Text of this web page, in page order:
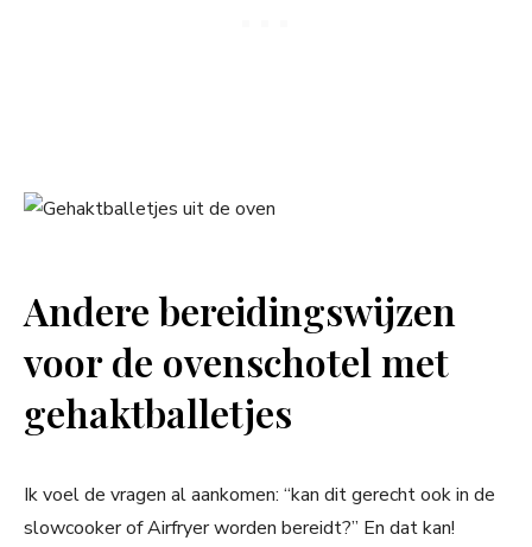
Andere bereidingswijzen
voor de ovenschotel met
gehaktballetjes
Ik voel de vragen al aankomen: “kan dit gerecht ook in de
slowcooker of Airfryer worden bereidt?” En dat kan!